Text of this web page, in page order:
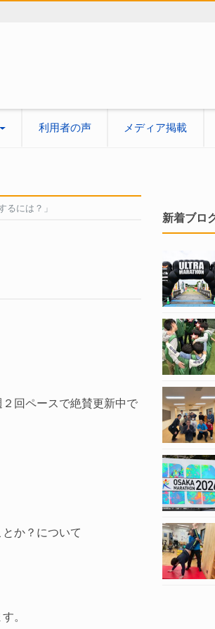
利用者の声 メディア掲載
るには？」
回ペースで絶賛更新中で
か？について
。
新着ブロ